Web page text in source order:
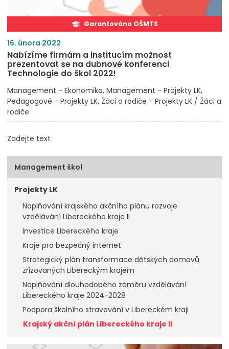
Garantováno OŠMTS
16. února 2022
Nabízíme firmám a institucím možnost
prezentovat se na dubnové konferenci
Technologie do škol 2022!
Management - Ekonomika Management - Projekty LK
Pedagogové - Projekty LK Žáci a rodiče - Projekty LK / Žáci a
rodiče
Zadejte text
Management škol
Projekty LK
Naplňování krajského akčního plánu rozvoje
vzdělávání Libereckého kraje II
Investice Libereckého kraje
Kraje pro bezpečný internet
Strategický plán transformace dětských domovů
zřizovaných Libereckým krajem
Naplňování dlouhodobého záměru vzdělávání
Libereckého kraje 2024-2028
Podpora školního stravování v Libereckém kraji
Krajský akční plán Libereckého kraje II